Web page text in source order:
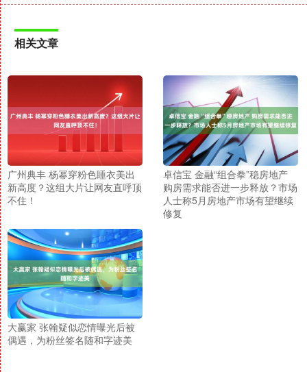
相关文章
广州典丰 杨幂穿粉色睡衣美出
新高度？这组大片让网友直呼顶
不住！
卓信宝 金融“组合拳”稳房地产
购房需求能否进一步释放？市场
人士称5月房地产市场有望继续
修复
大赢家 张翰疑似恋情曝光后被
偶遇，为粉丝签名随和字迹美